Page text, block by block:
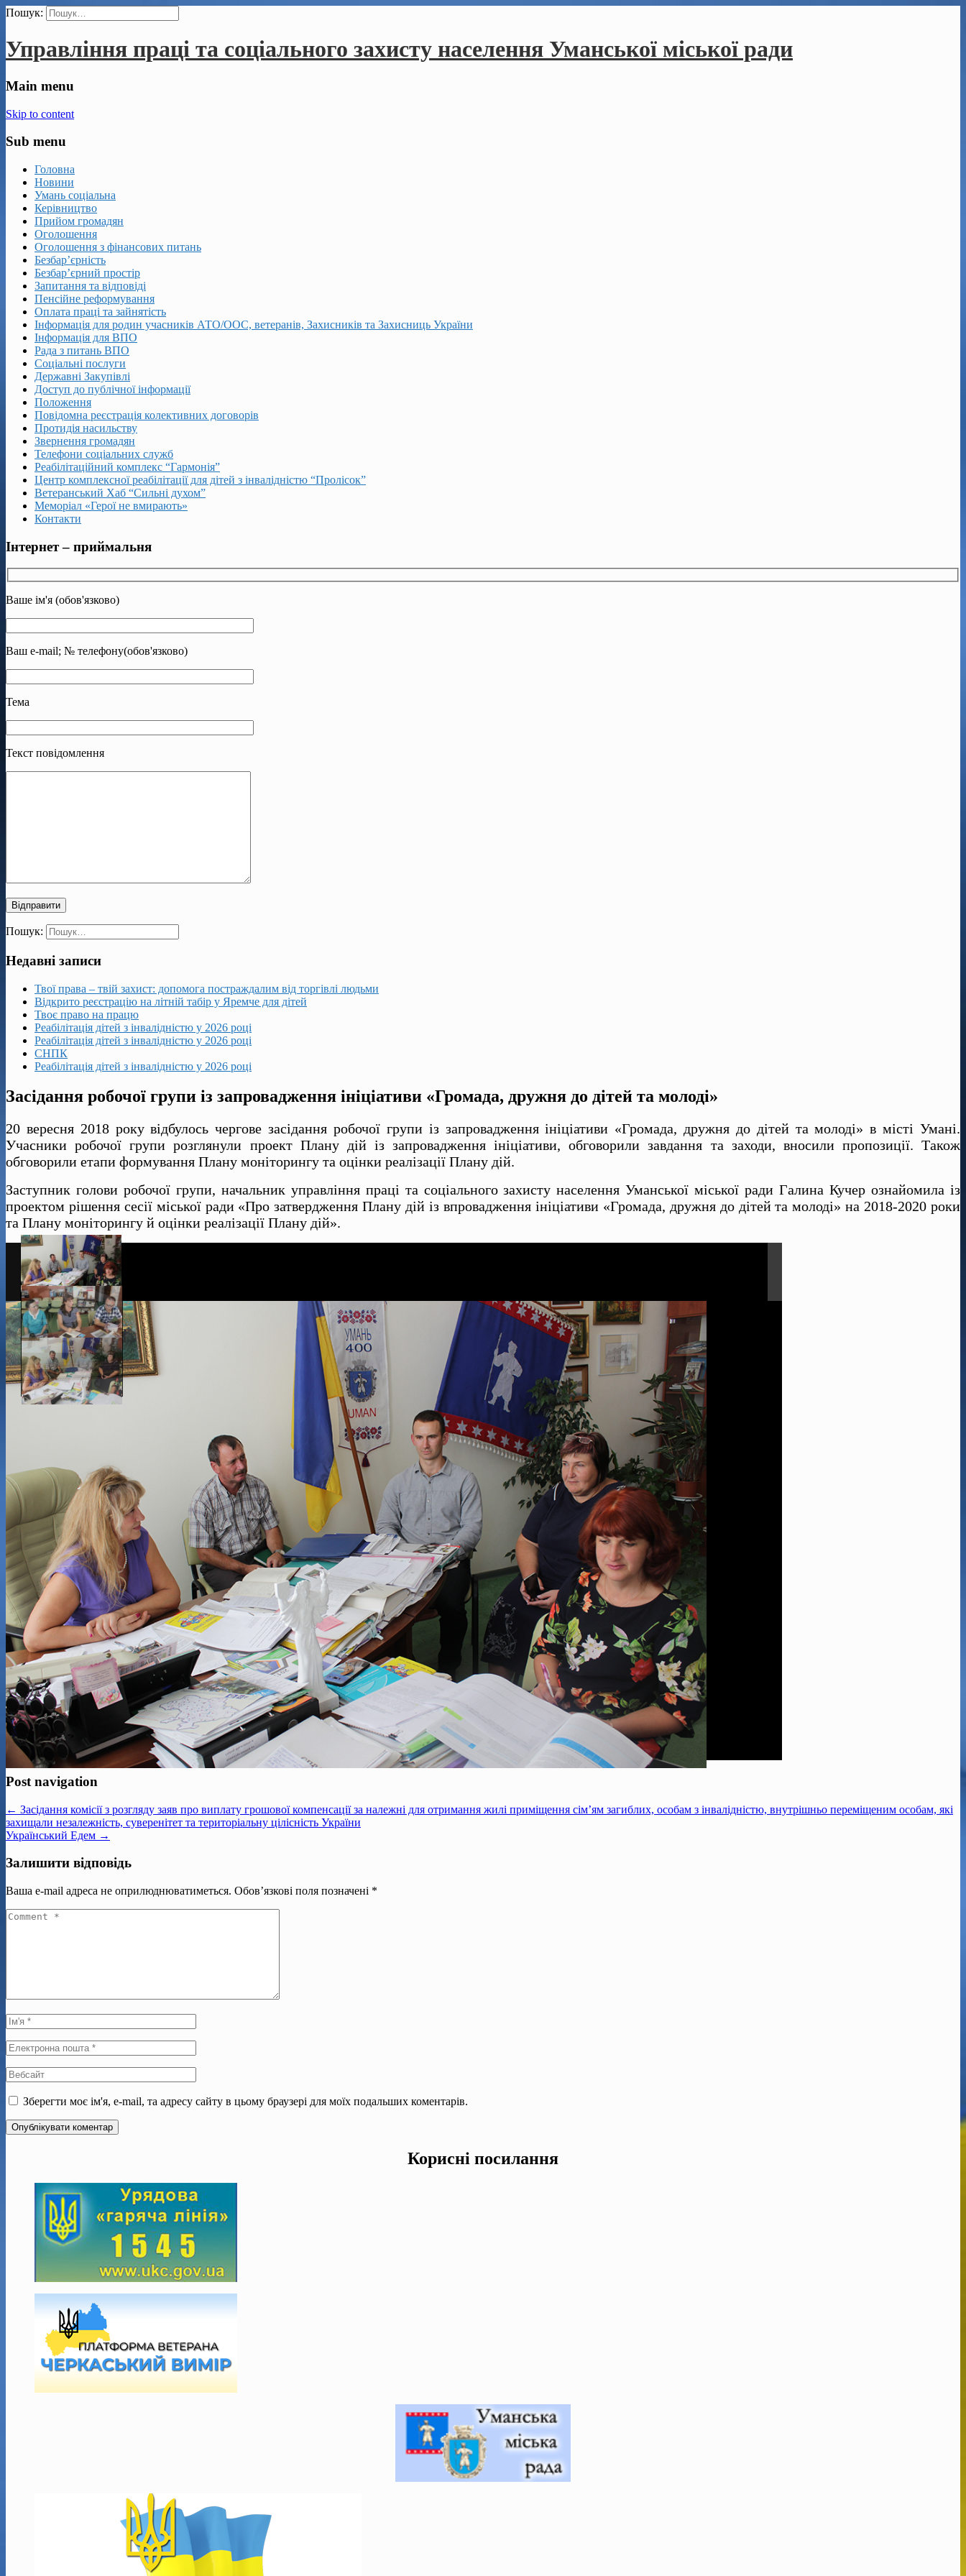
Пошук:
Управління праці та соціального захисту населення Уманської міської ради
Main menu
Skip to content
Sub menu
Головна
Новини
Умань соціальна
Керівництво
Прийом громадян
Оголошення
Оголошення з фінансових питань
Безбар’єрність
Безбар’єрний простір
Запитання та відповіді
Пенсійне реформування
Оплата праці та зайнятість
Інформація для родин учасників АТО/ООС, ветеранів, Захисників та Захисниць України
Інформація для ВПО
Рада з питань ВПО
Соціальні послуги
Державні Закупівлі
Доступ до публічної інформації
Положення
Повідомна реєстрація колективних договорів
Протидія насильству
Звернення громадян
Телефони соціальних служб
Реабілітаційний комплекс “Гармонія”
Центр комплексної реабілітації для дітей з інвалідністю “Пролісок”
Ветеранський Хаб “Сильні духом”
Меморіал «Герої не вмирають»
Контакти
Інтернет – приймальня
Ваше ім'я (обов'язково)
Ваш e-mail; № телефону(обов'язково)
Тема
Текст повідомлення
Пошук:
Недавні записи
Твої права – твій захист: допомога постраждалим від торгівлі людьми
Відкрито реєстрацію на літній табір у Яремче для дітей
Твоє право на працю
Реабілітація дітей з інвалідністю у 2026 році
Реабілітація дітей з інвалідністю у 2026 році
СНПК
Реабілітація дітей з інвалідністю у 2026 році
Засідання робочої групи із запровадження ініціативи «Громада, дружня до дітей та молоді»
20 вересня 2018 року відбулось чергове засідання робочої групи із запровадження ініціативи «Громада, дружня до дітей та молоді» в місті Умані.
Учасники робочої групи розглянули проект Плану дій із запровадження ініціативи, обговорили завдання та заходи, вносили пропозиції. Також
обговорили етапи формування Плану моніторингу та оцінки реалізації Плану дій.
Заступник голови робочої групи, начальник управління праці та соціального захисту населення Уманської міської ради Галина Кучер ознайомила із
проектом рішення сесії міської ради «Про затвердження Плану дій із впровадження ініціативи «Громада, дружня до дітей та молоді» на 2018-2020 роки
та Плану моніторингу й оцінки реалізації Плану дій».
Post navigation
← Засідання комісії з розгляду заяв про виплату грошової компенсації за належні для отримання жилі приміщення сім’ям загиблих, особам з інвалідністю, внутрішньо переміщеним особам, які
захищали незалежність, суверенітет та територіальну цілісність України
Український Едем →
Залишити відповідь
Ваша e-mail адреса не оприлюднюватиметься. Обов’язкові поля позначені *
Зберегти моє ім'я, e-mail, та адресу сайту в цьому браузері для моїх подальших коментарів.
Корисні посилання